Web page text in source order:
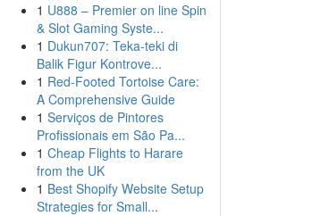
1 U888 – Premier on line Spin
& Slot Gaming Syste...
1 Dukun707: Teka-teki di
Balik Figur Kontrove...
1 Red-Footed Tortoise Care:
A Comprehensive Guide
1 Serviços de Pintores
Profissionais em São Pa...
1 Cheap Flights to Harare
from the UK
1 Best Shopify Website Setup
Strategies for Small...